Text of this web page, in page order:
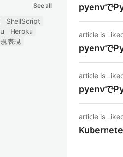
See all
ShellScript
Heroku
表現
pyenvで
article is
pyenvで
article is
pyenvで
article is